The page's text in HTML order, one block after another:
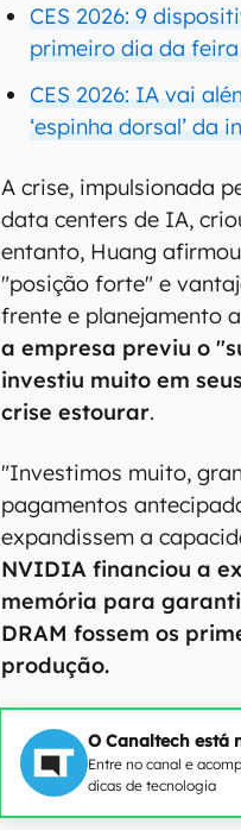
CES 2026: 9
primeiro dia da feira
CES 2026: IA vai
‘espinha dorsal’ da
A crise, impulsionada
data centers de IA,
entanto, Huang
"posição forte" e
frente e planejamento
a empresa previu o
investiu muito em
crise estourar.
"Investimos muito,
pagamentos
expandissem a
NVIDIA financiou a
memória para
DRAM fossem os
produção.
O Canaltech está
Entre no canal e
dicas de tecnologia